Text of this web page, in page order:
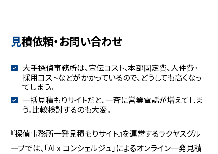
見積依頼・お問い合わせ
大手探偵事務所は、宣伝コスト、本部固定費、人件費・
採用コストなどがかかっているので、どうしても高くなっ
てしまう。
一括見積もりサイトだと、一斉に営業電話が増えてしま
う。比較検討するのも大変。
『探偵事務所一発見積もりサイト』を運営するラクヤスグル
ープでは、「AI x コンシェルジュ」によるオンライン一発見積